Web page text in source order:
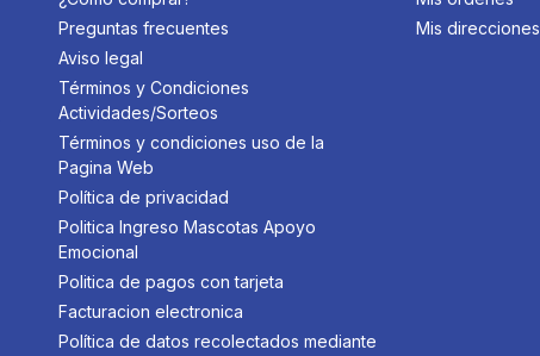
Preguntas frecuentes
Aviso legal
Términos y Condiciones
Actividades/Sorteos
Términos y condiciones uso de la
Pagina Web
Política de privacidad
Politica Ingreso Mascotas Apoyo
Emocional
Politica de pagos con tarjeta
Facturacion electronica
Política de datos recolectados mediante
Mis direcciones